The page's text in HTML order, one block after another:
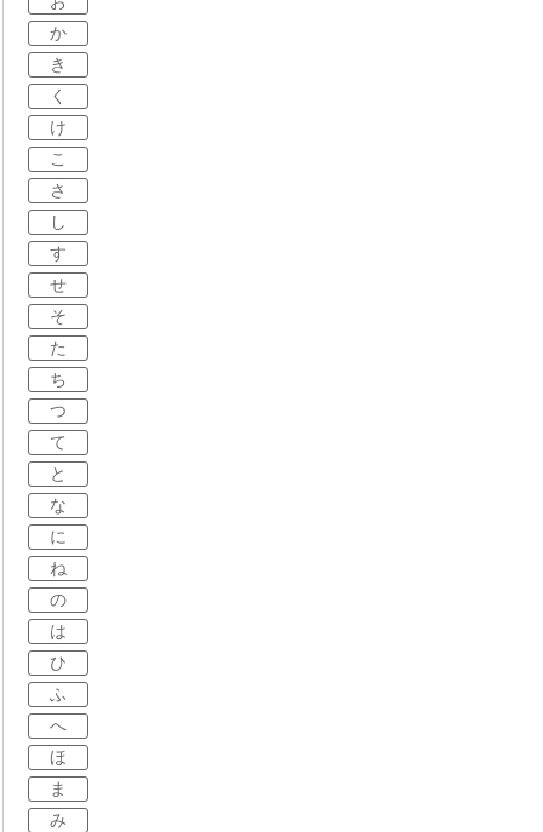
か
き
く
け
こ
さ
し
す
せ
そ
た
ち
つ
て
と
な
に
ね
の
は
ひ
ふ
へ
ほ
ま
み